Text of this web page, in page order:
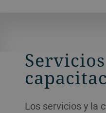
Los servicios y la